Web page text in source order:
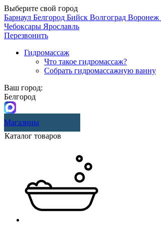
Выберите свой город
Барнаул Белгород Бийск Волгоград Воронеж
Чебоксары Ярославль
Перезвонить
Гидромассаж
Что такое гидромассаж?
Собрать гидромассажную ванну
Ваш город:
Белгород
Магазины
Каталог товаров